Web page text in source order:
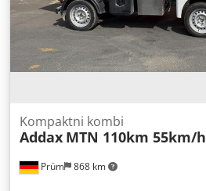
Prüm 868 km
Kompaktni kombi
Addax MTN 110km 55km/h